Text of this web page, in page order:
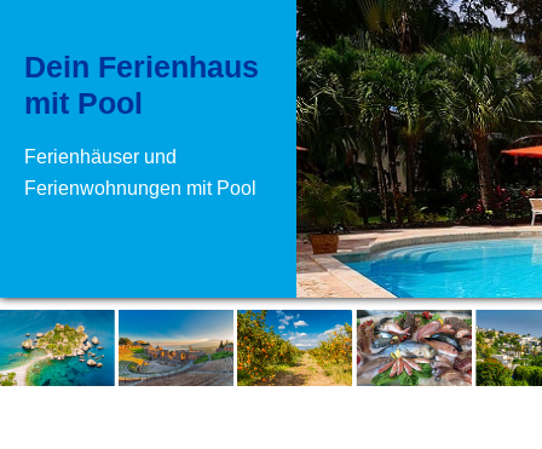
Dein Ferienhaus
mit Pool
Ferienhäuser und
Ferienwohnungen mit Pool